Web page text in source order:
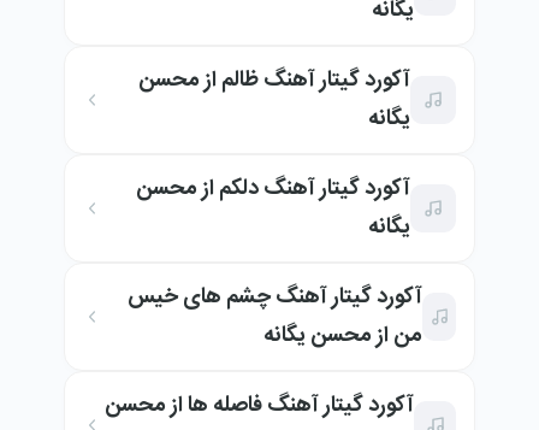
یگانه
آکورد گیتار آهنگ ظالم از محسن
یگانه
آکورد گیتار آهنگ دلکم از محسن
یگانه
آکورد گیتار آهنگ چشم های خیس
من از محسن یگانه
آکورد گیتار آهنگ فاصله ها از محسن